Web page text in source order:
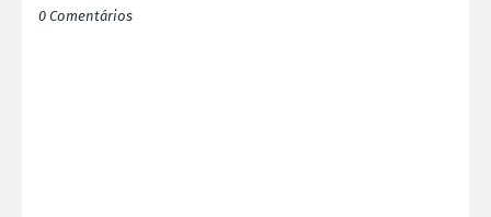
0 Comentários